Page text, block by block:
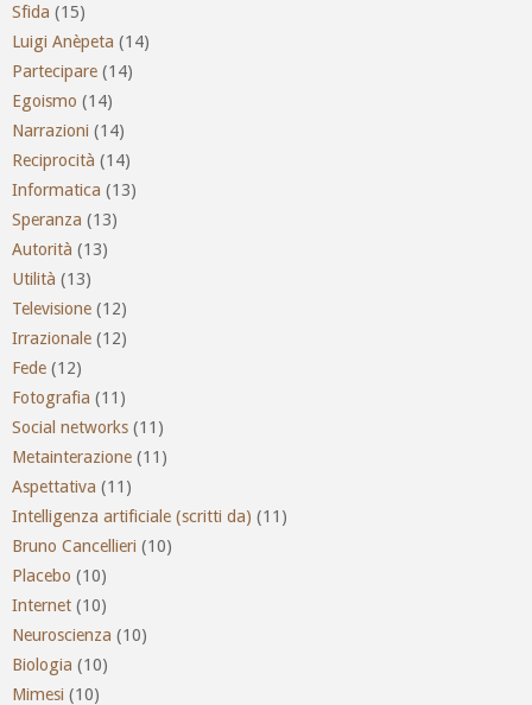
Sfida (15)
Luigi Anèpeta (14)
Partecipare (14)
Egoismo (14)
Narrazioni (14)
Reciprocità (14)
Informatica (13)
Speranza (13)
Autorità (13)
Utilità (13)
Televisione (12)
Irrazionale (12)
Fede (12)
Fotografia (11)
Social networks (11)
Metainterazione (11)
Aspettativa (11)
Intelligenza artificiale (scritti da) (11)
Bruno Cancellieri (10)
Placebo (10)
Internet (10)
Neuroscienza (10)
Biologia (10)
Mimesi (10)